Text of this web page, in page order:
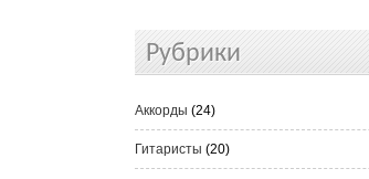
Рубрики
Аккорды (24)
Гитаристы (20)